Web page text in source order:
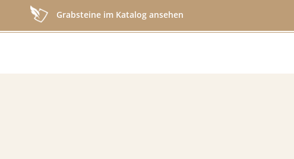
Grabsteine im Katalog ansehen